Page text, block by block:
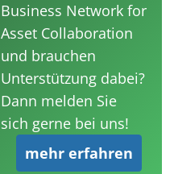
Business Network for
Asset Collaboration
und brauchen
Unterstützung dabei?
Dann melden Sie
sich gerne bei uns!
mehr erfahren